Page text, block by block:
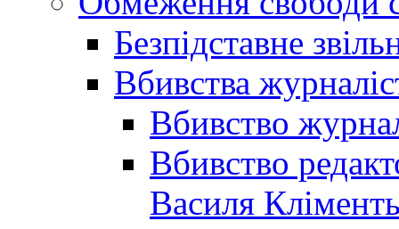
Безпідставне
Вбивства
Вбивство
Вбивство
Василя